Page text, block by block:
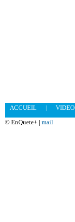
ACCUEIL | VIDEO
© EnQuete+ | mail